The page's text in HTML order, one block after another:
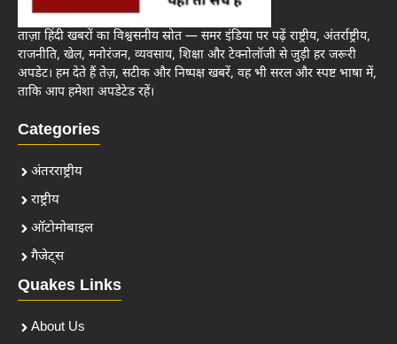
ताज़ा हिंदी खबरों का विश्वसनीय स्रोत — समर इंडिया पर पढ़ें राष्ट्रीय, अंतर्राष्ट्रीय,
राजनीति, खेल, मनोरंजन, व्यवसाय, शिक्षा और टेक्नोलॉजी से जुड़ी हर जरूरी
अपडेट। हम देते हैं तेज़, सटीक और निष्पक्ष खबरें, वह भी सरल और स्पष्ट भाषा में,
ताकि आप हमेशा अपडेटेड रहें।
Categories
अंतरराष्ट्रीय
राष्ट्रीय
ऑटोमोबाइल
गैजेट्स
Quakes Links
About Us